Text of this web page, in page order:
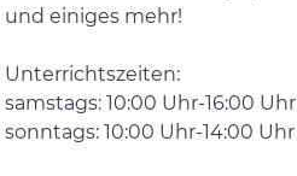
und einiges mehr!
Unterrichtszeiten:
samstags: 10:00 Uhr-16:00 Uhr
sonntags: 10:00 Uhr-14:00 Uhr